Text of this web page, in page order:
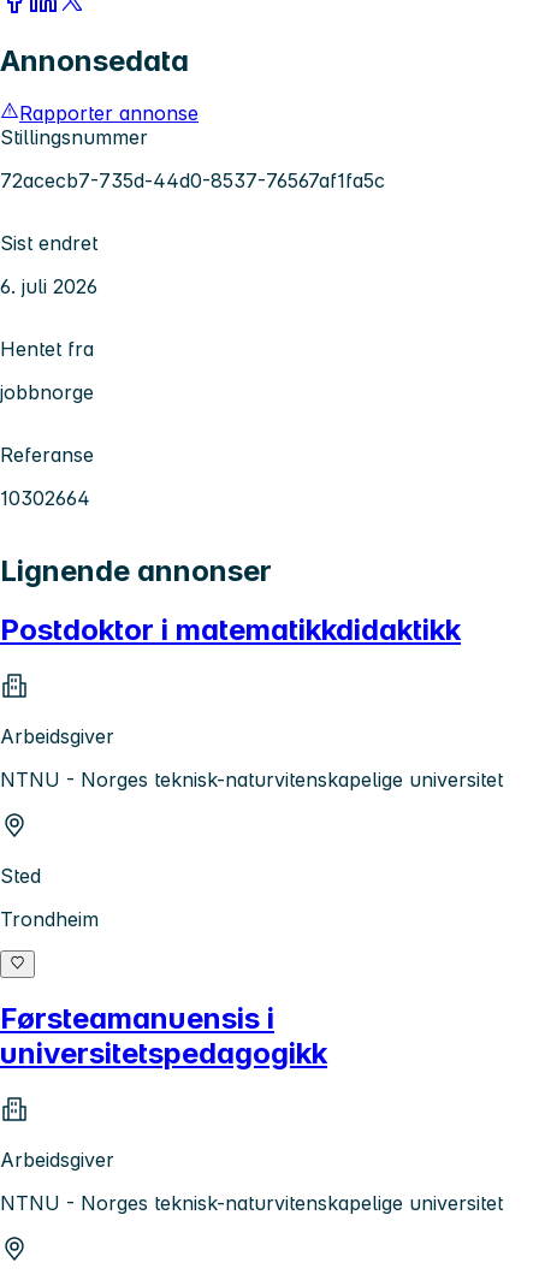
Annonsedata
Rapporter annonse
Stillingsnummer
72acecb7-735d-44d0-8537-76567af1fa5c
Sist endret
6. juli 2026
Hentet fra
jobbnorge
Referanse
10302664
Lignende annonser
Postdoktor i matematikkdidaktikk
Arbeidsgiver
NTNU - Norges teknisk-naturvitenskapelige universitet
Sted
Trondheim
Førsteamanuensis i
universitetspedagogikk
Arbeidsgiver
NTNU - Norges teknisk-naturvitenskapelige universitet